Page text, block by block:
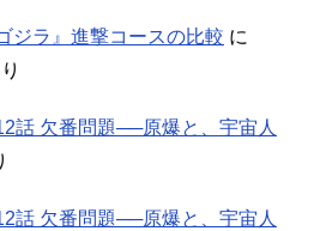
ジラ』進撃コースの比較 に
話 欠番問題──原爆と、宇宙人
話 欠番問題──原爆と、宇宙人